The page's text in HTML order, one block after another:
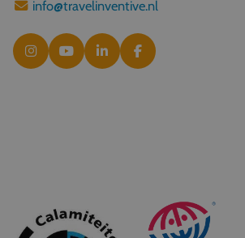
info@travelinventive.nl